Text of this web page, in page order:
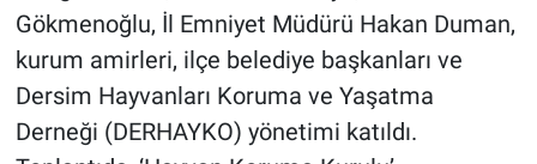
Gökmenoğlu, İl Emniyet Müdürü Hakan Duman,
kurum amirleri, ilçe belediye başkanları ve
Dersim Hayvanları Koruma ve Yaşatma
Derneği (DERHAYKO) yönetimi katıldı.
Kültür Sanat
Ne demişti
Nedir